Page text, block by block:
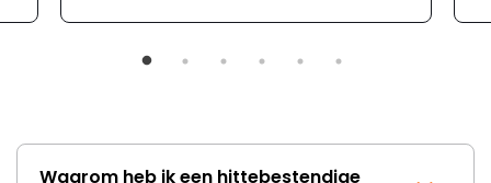
Waarom heb ik een hittebestendige